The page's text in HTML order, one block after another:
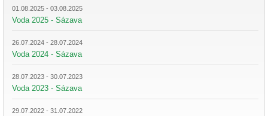
01.08.2025 - 03.08.2025
Voda 2025 - Sázava
26.07.2024 - 28.07.2024
Voda 2024 - Sázava
28.07.2023 - 30.07.2023
Voda 2023 - Sázava
29.07.2022 - 31.07.2022